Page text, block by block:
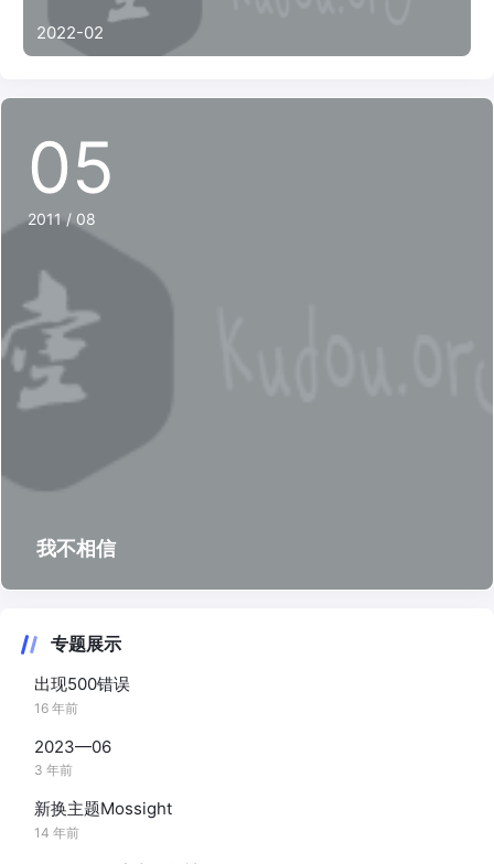
2022-02
我不相信
05
2011 / 08
专题展示
出现500错误
16 年前
2023—06
3 年前
新换主题Mossight
14 年前